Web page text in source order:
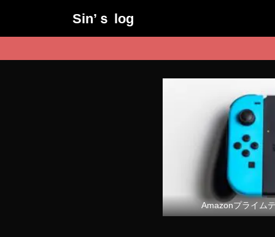
Sin’ｓ log
Amazonプライム